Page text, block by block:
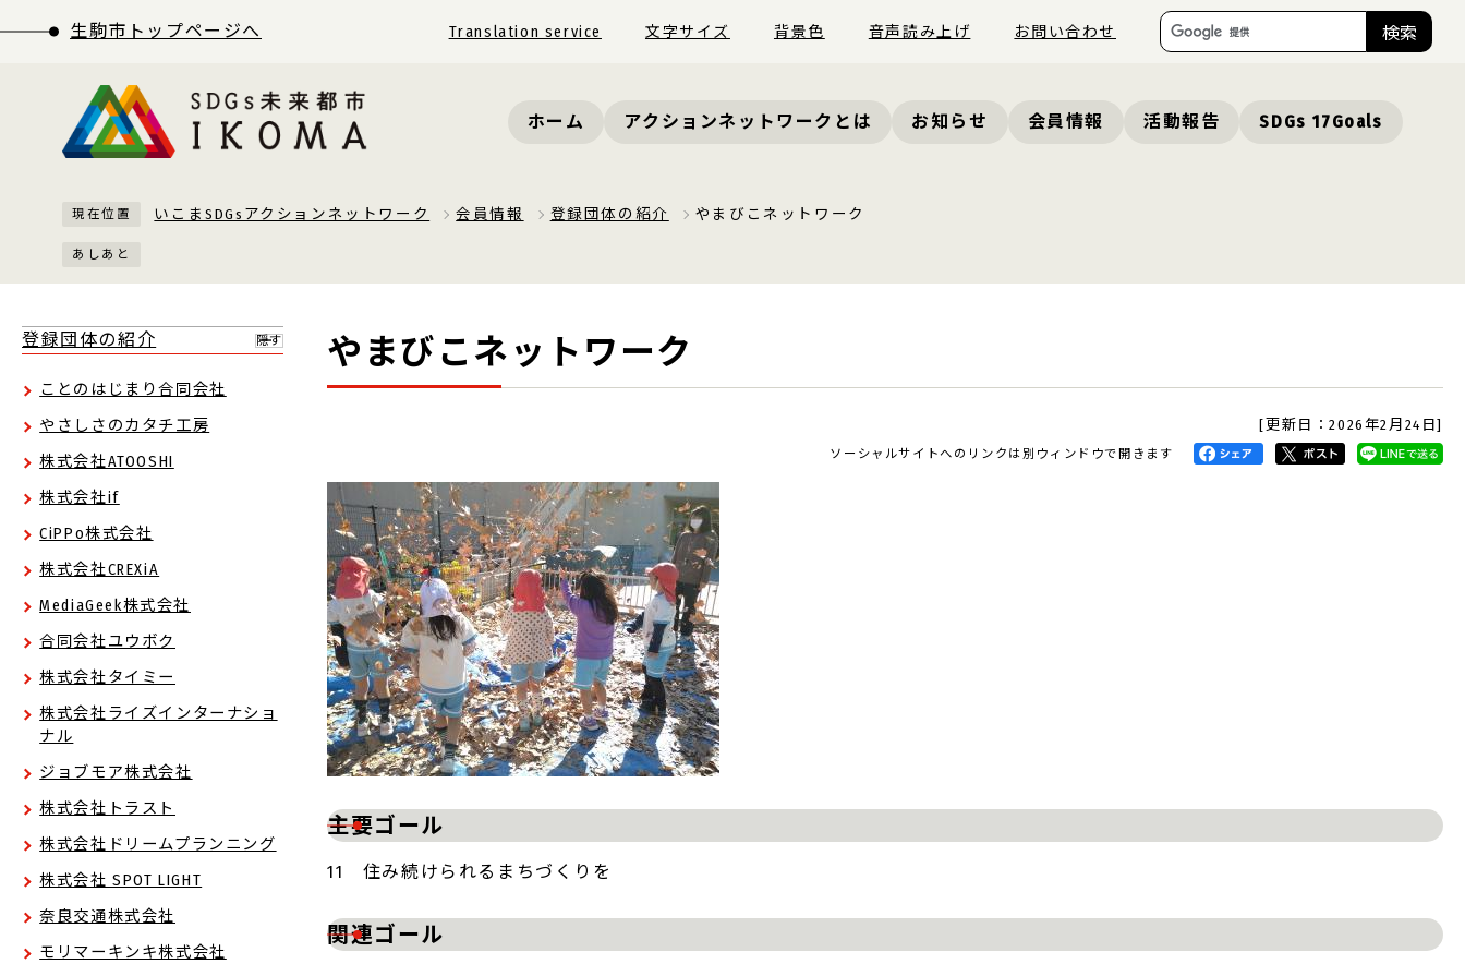
生駒市トップページへ Translation service 文字サイズ 背景色 音声読み上げ お問い合わせ 検索
ホーム アクションネットワークとは お知らせ 会員情報 活動報告 SDGs 17Goals
現在位置 いこまSDGsアクションネットワーク 会員情報 登録団体の紹介 やまびこネットワーク
あしあと
やまびこネットワーク
[更新日：2026年2月24日]
ソーシャルサイトへのリンクは別ウィンドウで開きます
主要ゴール
11 住み続けられるまちづくりを
関連ゴール
登録団体の紹介 隠す
ことのはじまり合同会社
やさしさのカタチ工房
株式会社ATOOSHI
株式会社if
CiPPo株式会社
株式会社CREXiA
MediaGeek株式会社
合同会社ユウボク
株式会社タイミー
株式会社ライズインターナショ
ナル
ジョブモア株式会社
株式会社トラスト
株式会社ドリームプランニング
株式会社 SPOT LIGHT
奈良交通株式会社
モリマーキンキ株式会社